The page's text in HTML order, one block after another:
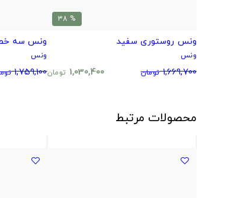
% 38
ونس روستوری سفید
ونس
1,669,700 تومان 1,030,400 تومان
ونس سه
ونس
1,759,100
محصولات مرتبط